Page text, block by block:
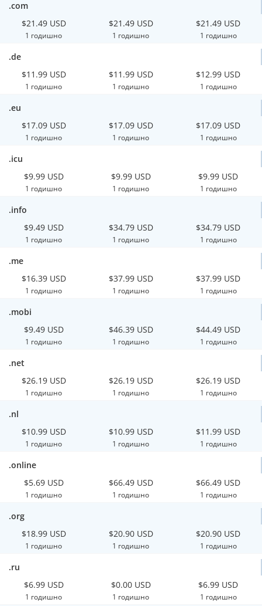
.com
$21.49 USD
1 годишно
$21.49 USD
1 годишно
$21.49 USD
1 годишно
.de
$11.99 USD
1 годишно
$11.99 USD
1 годишно
$12.99 USD
1 годишно
.eu
$17.09 USD
1 годишно
$17.09 USD
1 годишно
$17.09 USD
1 годишно
.icu
$9.99 USD
1 годишно
$9.99 USD
1 годишно
$9.99 USD
1 годишно
.info
$9.49 USD
1 годишно
$34.79 USD
1 годишно
$34.79 USD
1 годишно
.me
$16.39 USD
1 годишно
$37.99 USD
1 годишно
$37.99 USD
1 годишно
.mobi
$9.49 USD
1 годишно
$46.39 USD
1 годишно
$44.49 USD
1 годишно
.net
$26.19 USD
1 годишно
$26.19 USD
1 годишно
$26.19 USD
1 годишно
.nl
$10.99 USD
1 годишно
$10.99 USD
1 годишно
$11.99 USD
1 годишно
.online
$5.69 USD
1 годишно
$66.49 USD
1 годишно
$66.49 USD
1 годишно
.org
$18.99 USD
1 годишно
$20.90 USD
1 годишно
$20.90 USD
1 годишно
.ru
$6.99 USD
1 годишно
$0.00 USD
1 годишно
$6.99 USD
1 годишно